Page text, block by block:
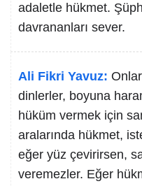
adaletle hükmet.
davrananları sever.
Ali Fikri Yavuz:
dinlerler, boyuna
hüküm vermek için
aralarında hükmet,
eğer yüz çevirirsen,
veremezler. Eğer